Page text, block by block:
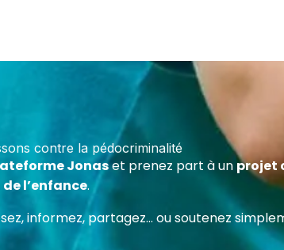
contre la pédocriminalité
Jonaset prenez part à unprojet
l’enfance.
informez, partagez… ou soutenez
Devenez
Certification
Formez-vous
maltraitances
écoles, centres
associations.
Cette
des